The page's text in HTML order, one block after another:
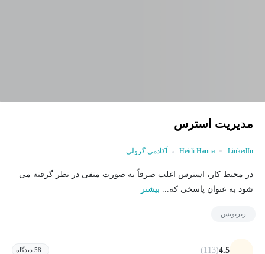
مدیریت استرس
LinkedIn
Heidi Hanna آکادمی گرولی
در محیط کار، استرس اغلب صرفاً به صورت منفی در نظر گرفته می
شود به عنوان پاسخی که... بیشتر
زیرنویس
4.5
(113) 58 دیدگاه